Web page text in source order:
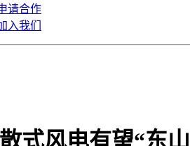
请合作
入我们
式风电有望“东